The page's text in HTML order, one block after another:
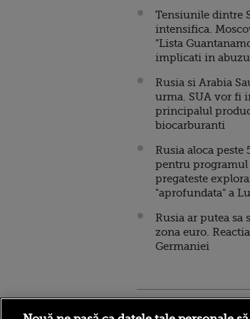
Tensiunile dintre
intensifica.
"Lista
implicati in
Rusia si Arabia
urma. SUA vor fi
principalul
biocarburanti
Rusia aloca peste
pentru programul
pregateste
"aprofundata" a
Rusia ar putea sa
zona euro.
Germaniei